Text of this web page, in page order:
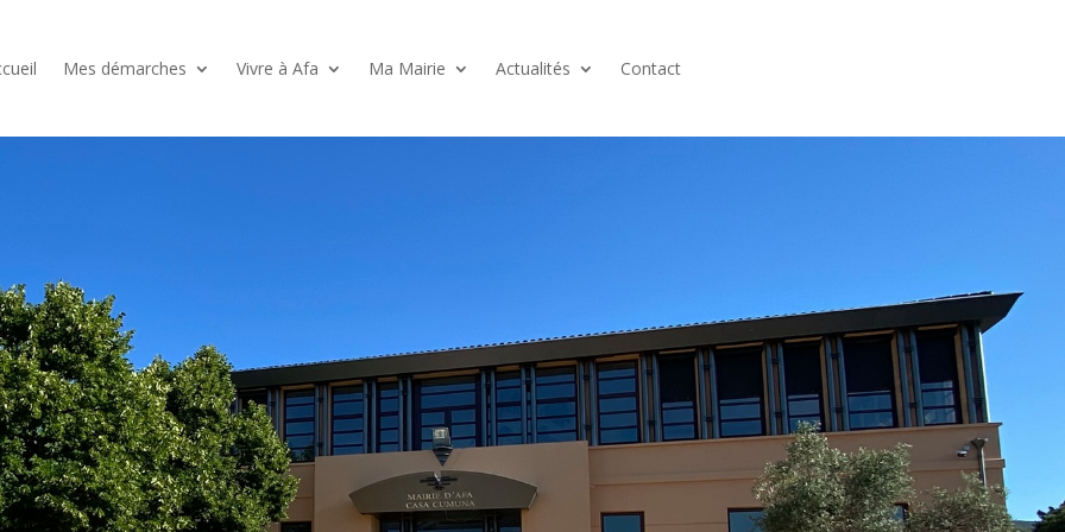
Mes démarches Vivre à Afa Ma Mairie Actualités Contact